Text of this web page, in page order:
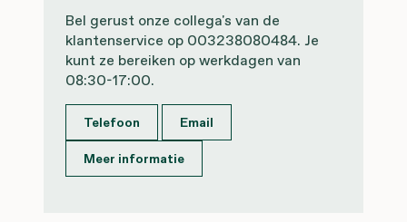
Bel gerust onze collega's van de
klantenservice op 003238080484. Je
kunt ze bereiken op werkdagen van
08:30-17:00.
Telefoon
Email
Meer informatie